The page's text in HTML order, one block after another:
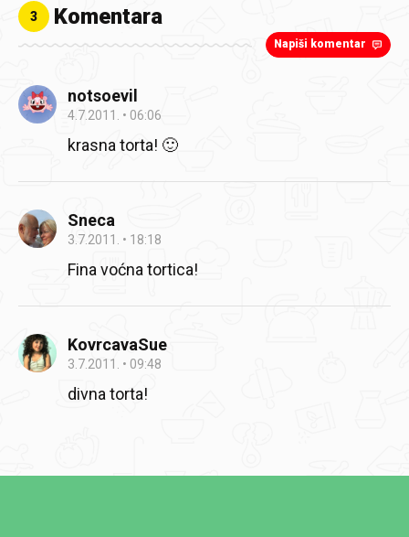
3 Komentara
Napiši komentar
notsoevil
4.7.2011. 06:06
krasna torta! 🙂
Sneca
3.7.2011. 18:18
Fina voćna tortica!
KovrcavaSue
3.7.2011. 09:48
divna torta!